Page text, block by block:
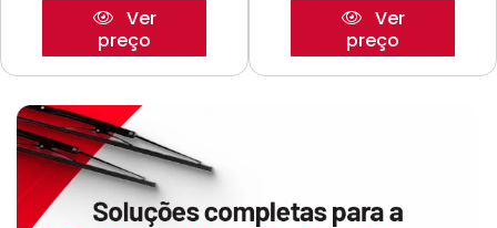
Ver
preço
Ver
preço